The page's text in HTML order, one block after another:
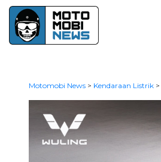
Motomobi News> Kendaraan Listrik>